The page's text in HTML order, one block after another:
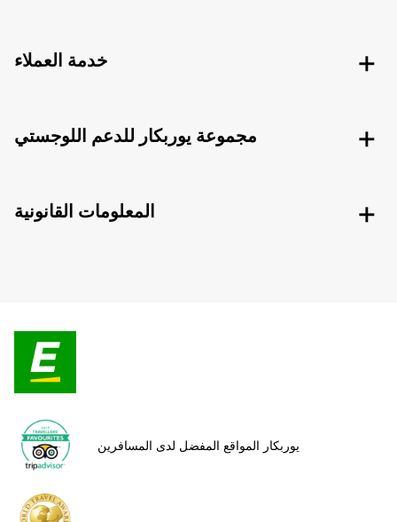
خدمة العملاء
مجموعة يوربكار للدعم اللوجستي
المعلومات القانونية
يوربكار المواقع المفضل لدى المسافرين